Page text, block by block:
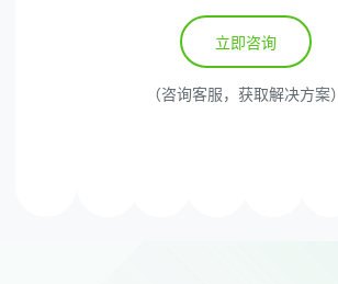
立即咨询
（咨询客服，获取解决方案）